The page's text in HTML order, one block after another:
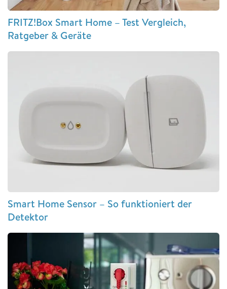
FRITZ!Box Smart Home – Test Vergleich,
Ratgeber & Geräte
Smart Home Sensor – So funktioniert der
Detektor